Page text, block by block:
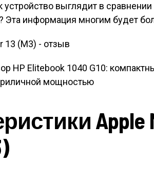
устройство выглядит в
Эта информация многим будет
HP Elitebook 1040 G10:
мощностью
Apple